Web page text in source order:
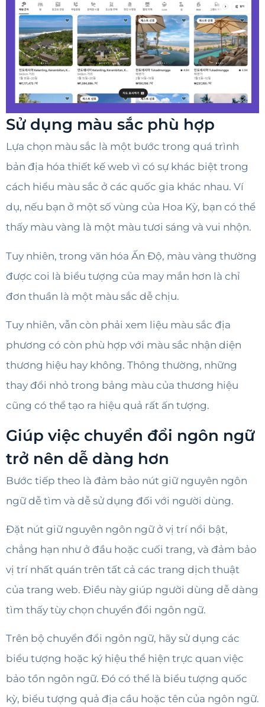
Sử dụng màu sắc phù hợp
Lựa chọn màu sắc là một bước trong quá trình
bản địa hóa thiết kế web vì có sự khác biệt trong
cách hiểu màu sắc ở các quốc gia khác nhau. Ví
dụ, nếu bạn ở một số vùng của Hoa Kỳ, bạn có thể
thấy màu vàng là một màu tươi sáng và vui nhộn.
Tuy nhiên, trong văn hóa Ấn Độ, màu vàng thường
được coi là biểu tượng của may mắn hơn là chỉ
đơn thuần là một màu sắc dễ chịu.
Tuy nhiên, vẫn còn phải xem liệu màu sắc địa
phương có còn phù hợp với màu sắc nhận diện
thương hiệu hay không. Thông thường, những
thay đổi nhỏ trong bảng màu của thương hiệu
cũng có thể tạo ra hiệu quả rất ấn tượng.
Giúp việc chuyển đổi ngôn ngữ
trở nên dễ dàng hơn
Bước tiếp theo là đảm bảo nút giữ nguyên ngôn
ngữ dễ tìm và dễ sử dụng đối với người dùng.
Đặt nút giữ nguyên ngôn ngữ ở vị trí nổi bật,
chẳng hạn như ở đầu hoặc cuối trang, và đảm bảo
vị trí nhất quán trên tất cả các trang dịch thuật
của trang web. Điều này giúp người dùng dễ dàng
tìm thấy tùy chọn chuyển đổi ngôn ngữ.
Trên bộ chuyển đổi ngôn ngữ, hãy sử dụng các
biểu tượng hoặc ký hiệu thể hiện trực quan việc
bảo tồn ngôn ngữ. Đó có thể là biểu tượng quốc
kỳ, biểu tượng quả địa cầu hoặc tên của ngôn ngữ.